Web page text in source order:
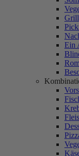
Grill
Ein